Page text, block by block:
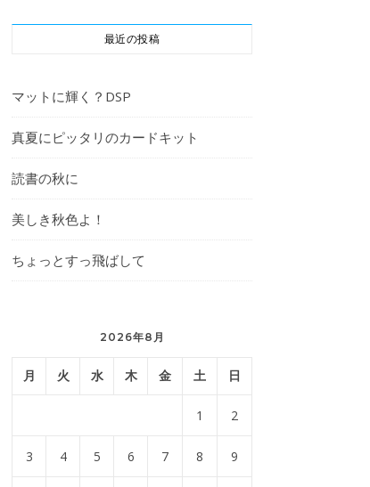
最近の投稿
マットに輝く？DSP
真夏にピッタリのカードキット
読書の秋に
美しき秋色よ！
ちょっとすっ飛ばして
2026年8月
月 火 水 木 金 土 日
1 2
3 4 5 6 7 8 9